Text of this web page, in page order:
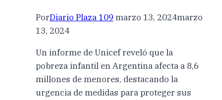
PorDiario Plaza 109 marzo 13, 2024marzo
13, 2024
Un informe de Unicef reveló que la
pobreza infantil en Argentina afecta a 8,6
millones de menores, destacando la
urgencia de medidas para proteger sus